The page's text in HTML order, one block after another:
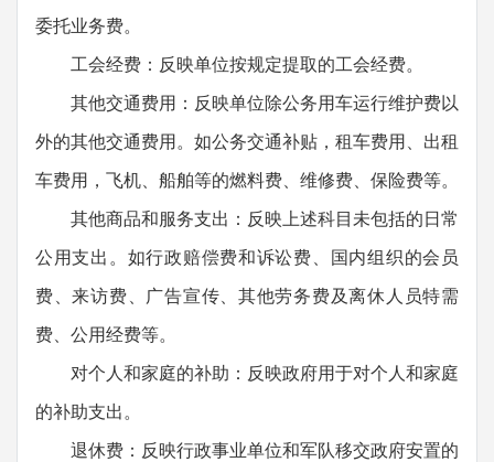
委托业务费。
工会经费：反映单位按规定提取的工会经费。
其他交通费用：反映单位除公务用车运行维护费以
外的其他交通费用。如公务交通补贴，租车费用、出租
车费用，飞机、船舶等的燃料费、维修费、保险费等。
其他商品和服务支出：反映上述科目未包括的日常
公用支出。如行政赔偿费和诉讼费、国内组织的会员
费、来访费、广告宣传、其他劳务费及离休人员特需
费、公用经费等。
对个人和家庭的补助：反映政府用于对个人和家庭
的补助支出。
退休费：反映行政事业单位和军队移交政府安置的